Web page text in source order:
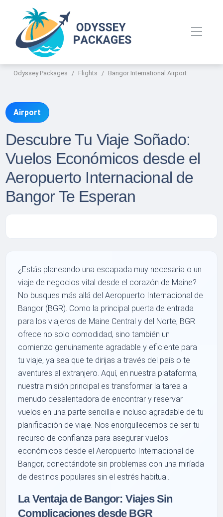
Odyssey Packages Flights Bangor International Airport
Airport
Descubre Tu Viaje Soñado:
Vuelos Económicos desde el
Aeropuerto Internacional de
Bangor Te Esperan
¿Estás planeando una escapada muy necesaria o un
viaje de negocios vital desde el corazón de Maine?
No busques más allá del Aeropuerto Internacional de
Bangor (BGR). Como la principal puerta de entrada
para los viajeros de Maine Central y del Norte, BGR
ofrece no solo comodidad, sino también un
comienzo genuinamente agradable y eficiente para
tu viaje, ya sea que te dirijas a través del país o te
aventures al extranjero. Aquí, en nuestra plataforma,
nuestra misión principal es transformar la tarea a
menudo desalentadora de encontrar y reservar
vuelos en una parte sencilla e incluso agradable de tu
planificación de viaje. Nos enorgullecemos de ser tu
recurso de confianza para asegurar vuelos
económicos desde el Aeropuerto Internacional de
Bangor, conectándote sin problemas con una miríada
de destinos populares sin el estrés habitual.
La Ventaja de Bangor: Viajes Sin
Complicaciones desde BGR